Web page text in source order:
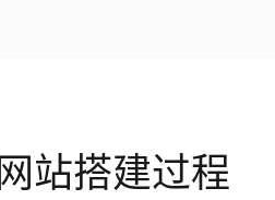
站搭建过程